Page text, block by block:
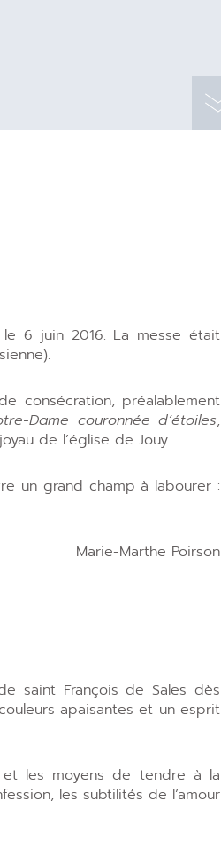
6 juin 2016. La messe était
consécration, préalablement
Dame couronnée d’étoiles,
de l’église de Jouy.
un grand champ à labourer :
Marie-Marthe Poirson
saint François de Sales dès
apaisantes et un esprit
et les moyens de tendre à la
les subtilités de l’amour